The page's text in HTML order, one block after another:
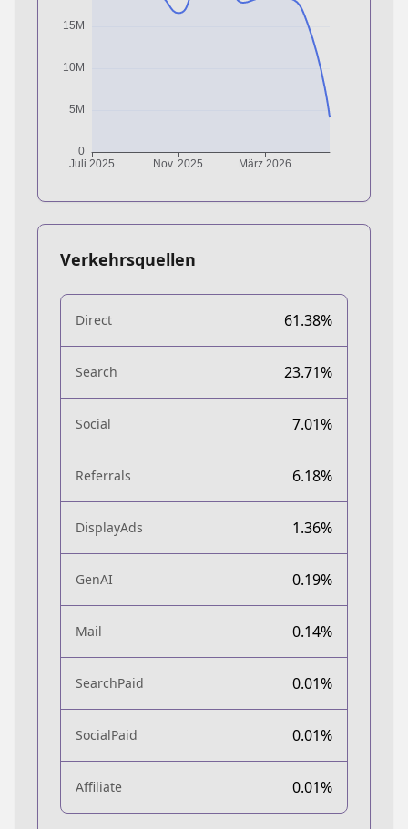
Verkehrsquellen
Direct 61.38%
Search 23.71%
Social 7.01%
Referrals 6.18%
DisplayAds 1.36%
GenAI 0.19%
Mail 0.14%
SearchPaid 0.01%
SocialPaid 0.01%
Affiliate 0.01%